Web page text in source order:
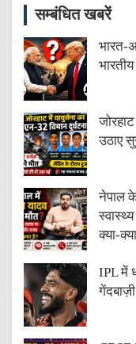
सम्बंधित खबरें
भारत-
उठाए
नेपाल
क्या-
IPL में